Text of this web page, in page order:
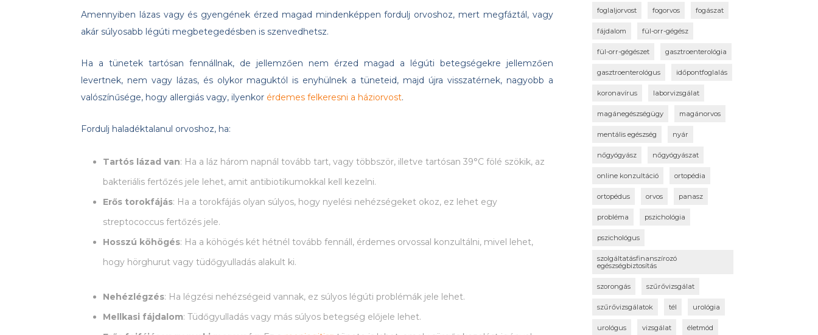
Amennyiben lázas vagy és gyengének érzed magad mindenképpen fordulj orvoshoz, mert megfáztál, vagy
akár súlyosabb légúti megbetegedésben is szenvedhetsz.
Ha a tünetek tartósan fennállnak, de jellemzően nem érzed magad a légúti betegségekre jellemzően
levertnek, nem vagy lázas, és olykor maguktól is enyhülnek a tüneteid, majd újra visszatérnek, nagyobb a
valószínűsége, hogy allergiás vagy, ilyenkor érdemes felkeresni a háziorvost.
Fordulj haladéktalanul orvoshoz, ha:
Tartós lázad van: Ha a láz három napnál tovább tart, vagy többször, illetve tartósan 39°C fölé szökik, az
bakteriális fertőzés jele lehet, amit antibiotikumokkal kell kezelni.
Erős torokfájás: Ha a torokfájás olyan súlyos, hogy nyelési nehézségeket okoz, ez lehet egy
streptococcus fertőzés jele.
Hosszú köhögés: Ha a köhögés két hétnél tovább fennáll, érdemes orvossal konzultálni, mivel lehet,
hogy hörghurut vagy tüdőgyulladás alakult ki.
Nehézlégzés: Ha légzési nehézségeid vannak, ez súlyos légúti problémák jele lehet.
Mellkasi fájdalom: Tüdőgyulladás vagy más súlyos betegség előjele lehet.
foglaljorvost fogorvos fogászat
fájdalom fül-orr-gégész
fül-orr-gégészet gasztroenterológia
gasztroenterológus időpontfoglalás
koronavírus laborvizsgálat
magánegészségügy magánorvos
mentális egészség nyár
nőgyógyász nőgyógyászat
online konzultáció ortopédia
ortopédus orvos panasz
probléma pszichológia
pszichológus
szolgáltatásfinanszírozó
egészségbiztosítás
szorongás szűrővizsgálat
szűrővizsgálatok tél urológia
urológus vizsgálat életmód